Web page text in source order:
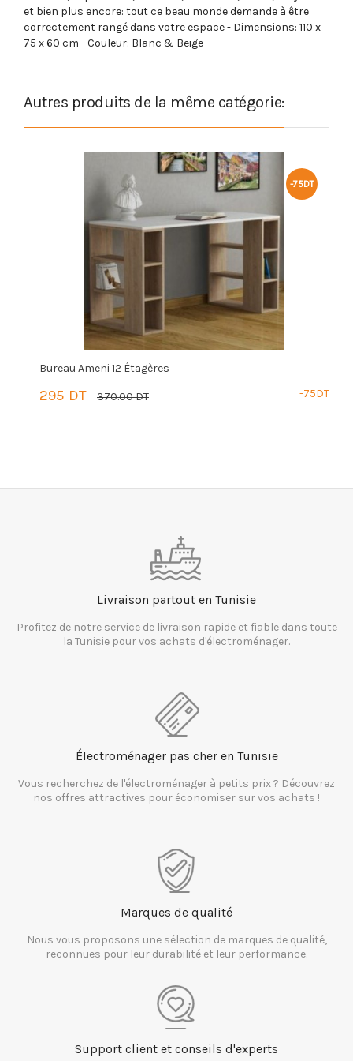
et bien plus encore: tout ce beau monde demande à être
correctement rangé dans votre espace - Dimensions: 110 x
75 x 60 cm - Couleur: Blanc & Beige
Autres produits de la même catégorie:
-75DT
Bureau Ameni 12 Étagères
295 DT 370.00 DT -75DT
PANIER
Livraison partout en Tunisie
Profitez de notre service de livraison rapide et fiable dans toute
la Tunisie pour vos achats d'électroménager.
Électroménager pas cher en Tunisie
Vous recherchez de l'électroménager à petits prix ? Découvrez
nos offres attractives pour économiser sur vos achats !
Marques de qualité
Nous vous proposons une sélection de marques de qualité,
reconnues pour leur durabilité et leur performance.
Support client et conseils d'experts